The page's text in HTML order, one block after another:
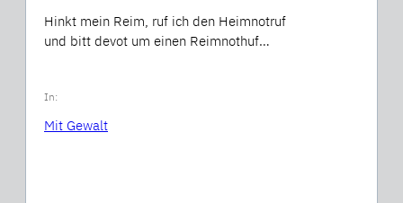
Hinkt mein Reim, ruf ich den Heimnotruf
und bitt devot um einen Reimnothuf…
In:
Mit Gewalt